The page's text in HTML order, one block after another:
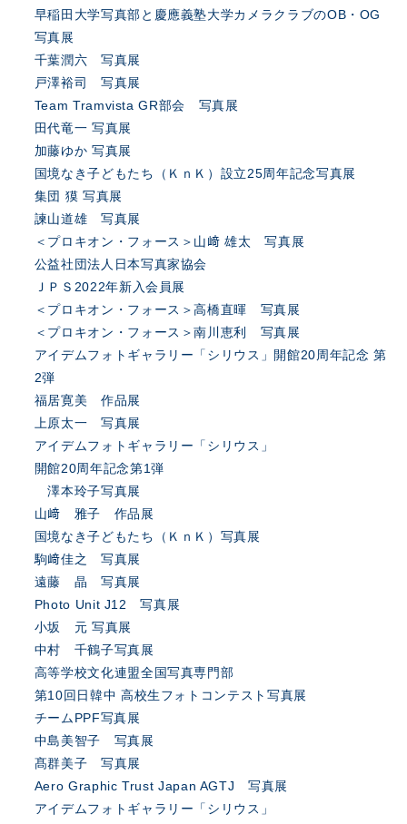
早稲田大学写真部と慶應義塾大学カメラクラブのOB・OG
写真展
千葉潤六 写真展
戸澤裕司 写真展
Team Tramvista GR部会 写真展
田代竜一 写真展
加藤ゆか 写真展
国境なき子どもたち（ＫｎＫ）設立25周年記念写真展
集団 獏 写真展
諫山道雄 写真展
＜プロキオン・フォース＞山﨑 雄太 写真展
公益社団法人日本写真家協会
ＪＰＳ2022年新入会員展
＜プロキオン・フォース＞高橋直暉 写真展
＜プロキオン・フォース＞南川恵利 写真展
アイデムフォトギャラリー「シリウス」開館20周年記念 第
2弾
福居寛美 作品展
上原太一 写真展
アイデムフォトギャラリー「シリウス」
開館20周年記念第1弾
澤本玲子写真展
山﨑 雅子 作品展
国境なき子どもたち（ＫｎＫ）写真展
駒﨑佳之 写真展
遠藤 晶 写真展
Photo Unit J12 写真展
小坂 元 写真展
中村 千鶴子写真展
高等学校文化連盟全国写真専門部
第10回日韓中 高校生フォトコンテスト写真展
チームPPF写真展
中島美智子 写真展
髙群美子 写真展
Aero Graphic Trust Japan AGTJ 写真展
アイデムフォトギャラリー「シリウス」